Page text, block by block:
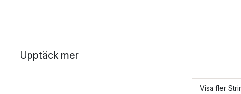
Upptäck mer
Visa fler